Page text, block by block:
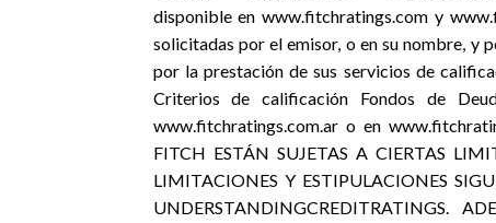
disponible en www.fitchratings.com y
solicitadas por el emisor, o en su nombre, y
por la prestación de sus servicios de
Criterios de calificación Fondos de
www.fitchratings.com.ar o en
FITCH ESTÁN SUJETAS A CIERTAS
LIMITACIONES Y ESTIPULACIONES
UNDERSTANDINGCREDITRATINGS.